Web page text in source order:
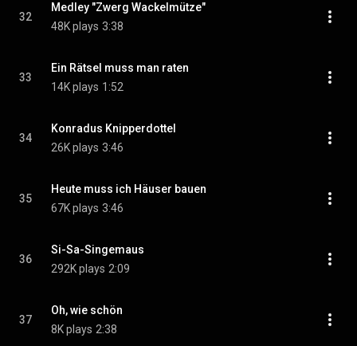
32
Medley "Zwerg Wackelmütze"
48K plays 3:38
33
Ein Rätsel muss man raten
14K plays 1:52
34
Konradus Knipperdottel
26K plays 3:46
35
Heute muss ich Häuser bauen
67K plays 3:46
36
Si-Sa-Singemaus
292K plays 2:09
37
Oh, wie schön
8K plays 2:38